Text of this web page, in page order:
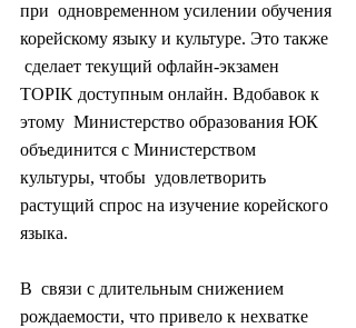
при  одновременном усилении обучения
корейскому языку и культуре. Это также
сделает текущий офлайн-экзамен
TOPIK доступным онлайн. Вдобавок к
этому  Министерство образования ЮК
объединится с Министерством
культуры, чтобы  удовлетворить
растущий спрос на изучение корейского
языка.
В  связи с длительным снижением
рождаемости, что привело к нехватке